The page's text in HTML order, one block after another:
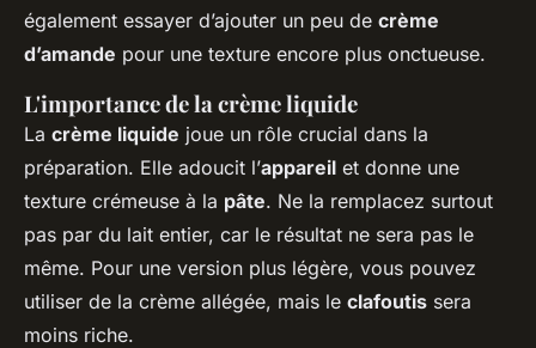
également essayer d’ajouter un peu de crème
d’amande pour une texture encore plus onctueuse.
L'importance de la crème liquide
La crème liquide joue un rôle crucial dans la
préparation. Elle adoucit l’appareil et donne une
texture crémeuse à la pâte. Ne la remplacez surtout
pas par du lait entier, car le résultat ne sera pas le
même. Pour une version plus légère, vous pouvez
utiliser de la crème allégée, mais le clafoutis sera
moins riche.